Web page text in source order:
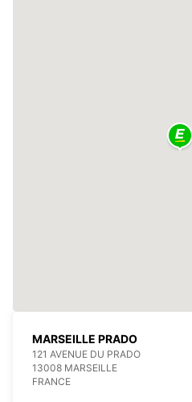
MARSEILLE PRADO
121 AVENUE DU PRADO
13008 MARSEILLE
FRANCE